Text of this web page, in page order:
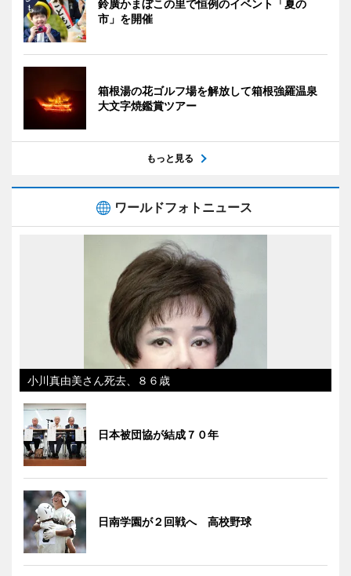
鈴廣かまぼこの里で恒例のイベント「夏の
市」を開催
箱根湯の花ゴルフ場を解放して箱根強羅温泉
大文字焼鑑賞ツアー
もっと見る
ワールドフォトニュース
小川真由美さん死去、８６歳
日本被団協が結成７０年
日南学園が２回戦へ 高校野球